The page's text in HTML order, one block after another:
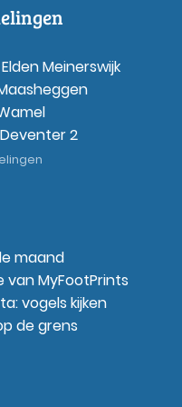
Meinerswijk
2
maand
van MyFootPrints
vogels kijken
de grens